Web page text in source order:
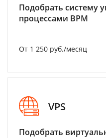
Подобрать систему
процессами BPM
От 1 250 руб./месяц
VPS
Подобрать